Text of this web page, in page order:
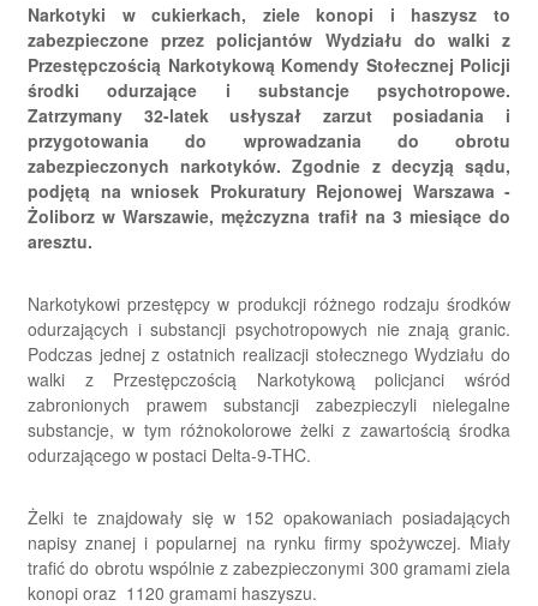
Narkotyki w cukierkach, ziele konopi i haszysz to
zabezpieczone przez policjantów Wydziału do walki z
Przestępczością Narkotykową Komendy Stołecznej Policji
środki odurzające i substancje psychotropowe.
Zatrzymany 32-latek usłyszał zarzut posiadania i
przygotowania do wprowadzania do obrotu
zabezpieczonych narkotyków. Zgodnie z decyzją sądu,
podjętą na wniosek Prokuratury Rejonowej Warszawa -
Żoliborz w Warszawie, mężczyzna trafił na 3 miesiące do
aresztu.
Narkotykowi przestępcy w produkcji różnego rodzaju środków
odurzających i substancji psychotropowych nie znają granic.
Podczas jednej z ostatnich realizacji stołecznego Wydziału do
walki z Przestępczością Narkotykową policjanci wśród
zabronionych prawem substancji zabezpieczyli nielegalne
substancje, w tym różnokolorowe żelki z zawartością środka
odurzającego w postaci Delta-9-THC.
Żelki te znajdowały się w 152 opakowaniach posiadających
napisy znanej i popularnej na rynku firmy spożywczej. Miały
trafić do obrotu wspólnie z zabezpieczonymi 300 gramami ziela
konopi oraz 1120 gramami haszyszu.